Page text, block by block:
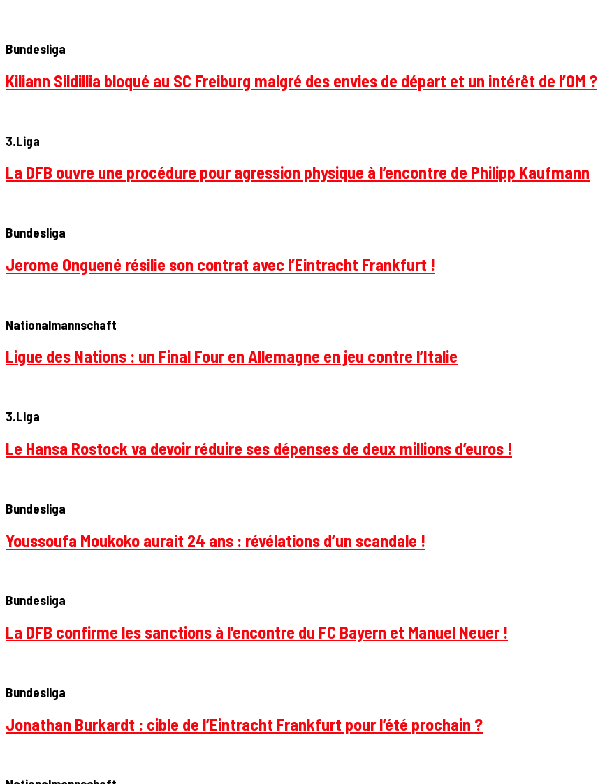
Bundesliga
Kiliann Sildillia bloqué au SC Freiburg malgré des envies de départ et un intérêt de l’OM ?
3.Liga
La DFB ouvre une procédure pour agression physique à l’encontre de Philipp Kaufmann
Bundesliga
Jerome Onguené résilie son contrat avec l’Eintracht Frankfurt !
Nationalmannschaft
Ligue des Nations : un Final Four en Allemagne en jeu contre l’Italie
3.Liga
Le Hansa Rostock va devoir réduire ses dépenses de deux millions d’euros !
Bundesliga
Youssoufa Moukoko aurait 24 ans : révélations d’un scandale !
Bundesliga
La DFB confirme les sanctions à l’encontre du FC Bayern et Manuel Neuer !
Bundesliga
Jonathan Burkardt : cible de l’Eintracht Frankfurt pour l’été prochain ?